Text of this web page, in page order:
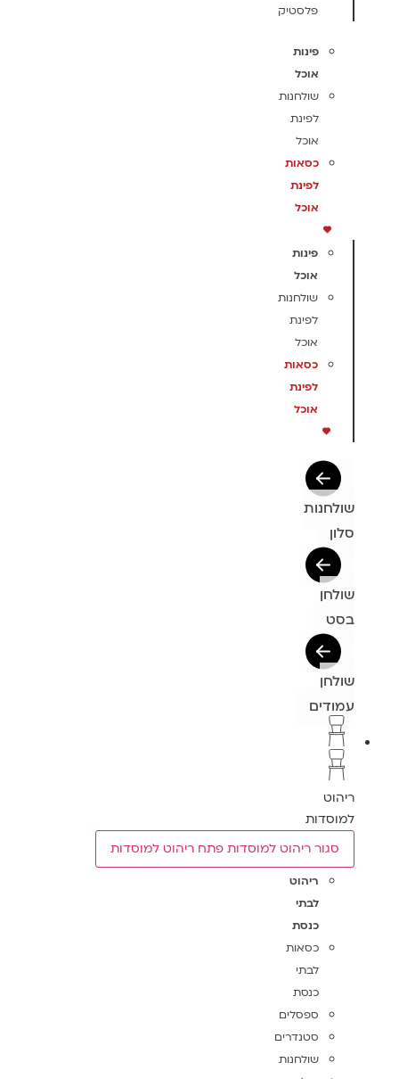
פלסטיק
פינות
אוכל
שולחנות
לפינת
אוכל
כסאות
לפינת
אוכל
פינות
אוכל
שולחנות
לפינת
אוכל
כסאות
לפינת
אוכל
שולחנות
סלון
שולחן
בסט
שולחן
עמודים
ריהוט
למוסדות
סגור ריהוט למוסדות פתח ריהוט למוסדות
ריהוט
לבתי
כנסת
כסאות
לבתי
כנסת
ספסלים
סטנדרים
שולחנות